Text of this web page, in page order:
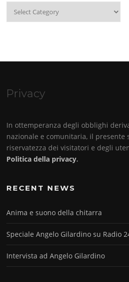
Privacy
In ottemperanza degli obblighi
nazionale e comunitaria, il presente
riservatezza dei visitatori e degli
Politica della privacy.
RECENT NEWS
Anima e suono della chitarra
Speciale Angelo Gilardino su Radio
Intervista ad Angelo Gilardino